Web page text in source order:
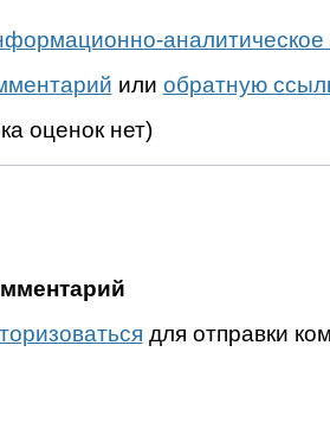
аналитическое
или обратную
оценок нет)
для отправки